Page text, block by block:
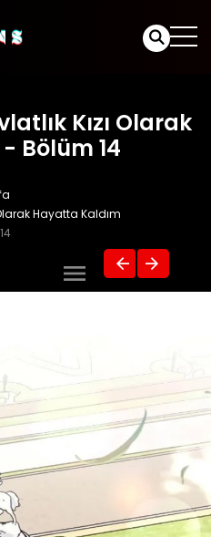
Kızı Olarak
Bölüm 14
Hayatta Kaldım